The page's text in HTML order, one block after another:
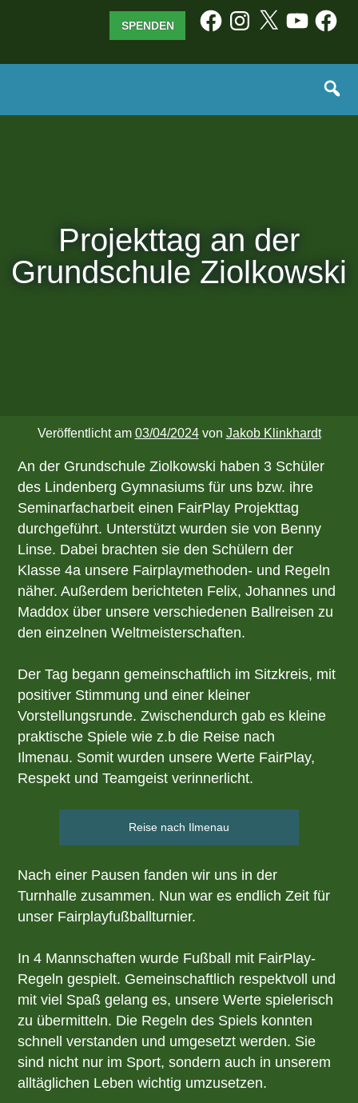
FacebookInstagram
X YouTube
SPENDEN
Projekttag an der
Grundschule Ziolkowski
Veröffentlicht am 03/04/2024von Jakob Klinkhardt
An der Grundschule Ziolkowski haben 3 Schüler
des Lindenberg Gymnasiums für uns bzw. ihre
Seminarfacharbeit einen FairPlay Projekttag
durchgeführt. Unterstützt wurden sie von Benny
Linse. Dabei brachten sie den Schülern der
Klasse 4a unsere Fairplaymethoden- und Regeln
näher. Außerdem berichteten Felix, Johannes und
Maddox über unsere verschiedenen Ballreisen zu
den einzelnen Weltmeisterschaften.
Der Tag begann gemeinschaftlich im Sitzkreis, mit
positiver Stimmung und einer kleiner
Vorstellungsrunde. Zwischendurch gab es kleine
praktische Spiele wie z.b die Reise nach
Ilmenau. Somit wurden unsere Werte FairPlay,
Respekt und Teamgeist verinnerlicht.
Reise nach Ilmenau
Nach einer Pausen fanden wir uns in der
Turnhalle zusammen. Nun war es endlich Zeit für
unser Fairplayfußballturnier.
In 4 Mannschaften wurde Fußball mit FairPlay-
Regeln gespielt. Gemeinschaftlich respektvoll und
mit viel Spaß gelang es, unsere Werte spielerisch
zu übermitteln. Die Regeln des Spiels konnten
schnell verstanden und umgesetzt werden. Sie
sind nicht nur im Sport, sondern auch in unserem
alltäglichen Leben wichtig umzusetzen.